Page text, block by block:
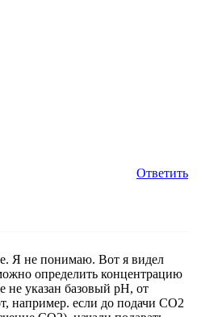
Ответить
Я не понимаю. Вот я видел
определить концентрацию
указан базовый pH, от
например. если до подачи СО2